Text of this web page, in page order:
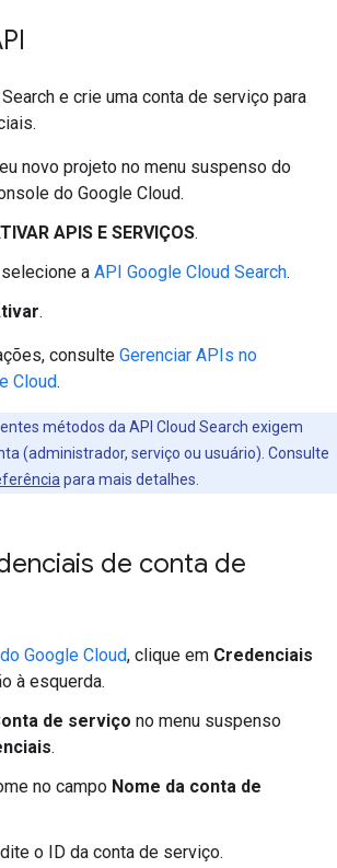
e crie uma conta de serviço para
novo projeto no menu suspenso do
do Google Cloud.
APIS E SERVIÇOS.
a API Google Cloud Search.
.
consulte Gerenciar APIs no
Cloud.
métodos da API Cloud Search exigem
(administrador, serviço ou usuário). Consulte
para mais detalhes.
de conta de
Google Cloud, clique em Credenciais
à esquerda.
de serviço no menu suspenso
.
no campo Nome da conta de
o ID da conta de serviço.